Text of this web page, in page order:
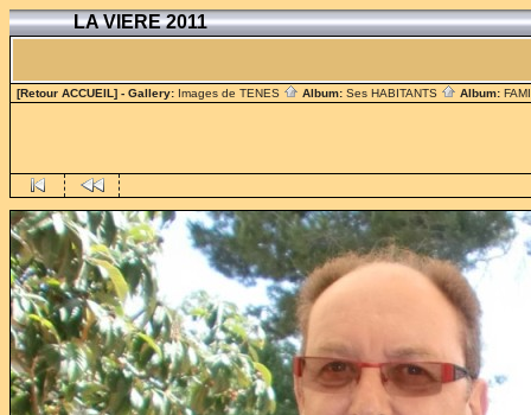
LA VIERE 2011
[Retour ACCUEIL] - Gallery: Images de TENES Album: Ses HABITANTS Album: